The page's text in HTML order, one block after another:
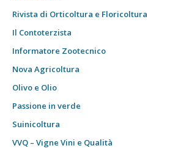
Rivista di Orticoltura e Floricoltura
Il Contoterzista
Informatore Zootecnico
Nova Agricoltura
Olivo e Olio
Passione in verde
Suinicoltura
VVQ – Vigne Vini e Qualità